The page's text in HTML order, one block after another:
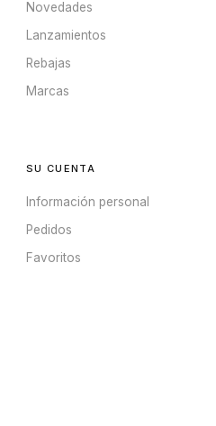
Novedades
Lanzamientos
Rebajas
Marcas
SU CUENTA
Información personal
Pedidos
Favoritos